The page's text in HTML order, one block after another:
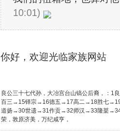
10:01)
你好，欢迎光临家族网站
良公三十七代孙，大冶宫台山镐公后裔
百三→15铎宗→16德五→17高二→18胜七
道扬→30世遗→31作贡→32师汉→33隆棻→34
荣，敦原济美，万纪咸亨，